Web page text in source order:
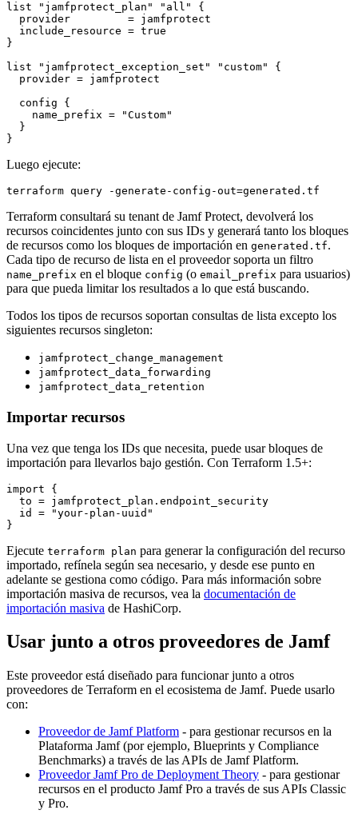
list "jamfprotect_plan" "all" {
  provider         = jamfprotect
  include_resource = true
}
list "jamfprotect_exception_set" "custom" {
  provider = jamfprotect
  config {
    name_prefix = "Custom"
  }
Luego ejecute:
Terraform consultará su tenant de Jamf Protect, devolverá los
recursos coincidentes junto con sus IDs y generará tanto los bloques
de recursos como los bloques de importación en generated.tf.
Cada tipo de recurso de lista en el proveedor soporta un filtro
name_prefix en el bloque config (o email_prefix para usuarios)
para que pueda limitar los resultados a lo que está buscando.
Todos los tipos de recursos soportan consultas de lista excepto los
siguientes recursos singleton:
jamfprotect_change_management
jamfprotect_data_forwarding
jamfprotect_data_retention
Importar recursos
Una vez que tenga los IDs que necesita, puede usar bloques de
importación para llevarlos bajo gestión. Con Terraform 1.5+:
import {
  to = jamfprotect_plan.endpoint_security
  id = "your-plan-uuid"
Ejecute terraform plan para generar la configuración del recurso
importado, refínela según sea necesario, y desde ese punto en
adelante se gestiona como código. Para más información sobre
importación masiva de recursos, vea la documentación de
importación masiva de HashiCorp.
Usar junto a otros proveedores de Jamf
Este proveedor está diseñado para funcionar junto a otros
proveedores de Terraform en el ecosistema de Jamf. Puede usarlo
con:
Proveedor de Jamf Platform - para gestionar recursos en la
Plataforma Jamf (por ejemplo, Blueprints y Compliance
Benchmarks) a través de las APIs de Jamf Platform.
Proveedor Jamf Pro de Deployment Theory - para gestionar
recursos en el producto Jamf Pro a través de sus APIs Classic
y Pro.